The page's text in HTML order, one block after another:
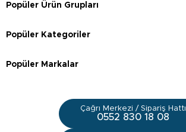
Popüler Ürün Grupları
Popüler Kategoriler
Popüler Markalar
Çağrı Merkezi / Sipariş Hattı
0552 830 18 08